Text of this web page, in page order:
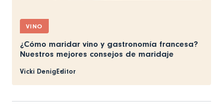
VINO
¿Cómo maridar vino y gastronomía francesa?
Nuestros mejores consejos de maridaje
Vicki DenigEditor